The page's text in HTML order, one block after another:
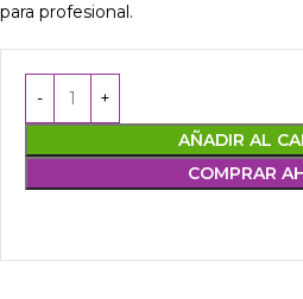
para profesional.
AÑADIR AL
COMPRAR